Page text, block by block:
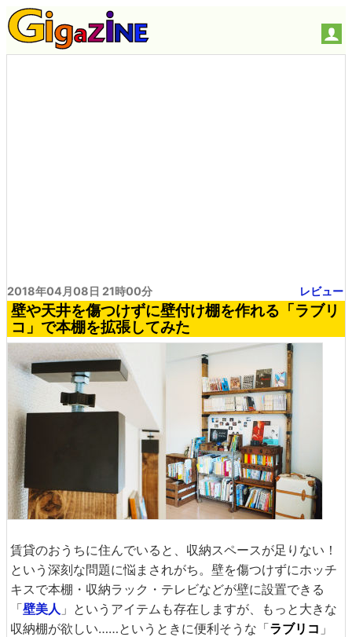
2018年04月08日 21時00分 レビュー
壁や天井を傷つけずに壁付け棚を作れる「ラブリ
コ」で本棚を拡張してみた
賃貸のおうちに住んでいると、収納スペースが足りない！
という深刻な問題に悩まされがち。壁を傷つけずにホッチ
キスで本棚・収納ラック・テレビなどが壁に設置できる
「壁美人 」というアイテムも存在しますが、もっと大きな
収納棚が欲しい……というときに便利そうな「ラブリコ 」